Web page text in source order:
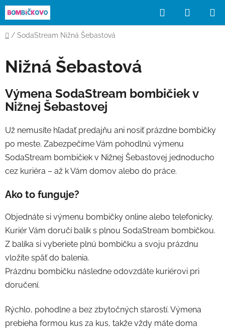
Prejsť
na
obsah
Hľadať
KOŠÍK
Domov
/ SodaStream Nižná Šebastová
Nižná Šebastová
Výmena SodaStream bombičiek v
Nižnej Šebastovej
Už nemusíte hľadať predajňu ani nosiť prázdne bombičky
po meste. Zabezpečíme Vám pohodlnú výmenu
SodaStream bombičiek v Nižnej Šebastovej jednoducho
cez kuriéra – až k Vám domov alebo do práce.
Ako to funguje?
Objednáte si výmenu bombičky online alebo telefonicky.
Kuriér Vám doručí balík s plnou SodaStream bombičkou.
Z balíka si vyberiete plnú bombičku a svoju prázdnu
vložíte späť do balenia.
Prázdnu bombičku následne odovzdáte kuriérovi pri
doručení.
Rýchlo, pohodlne a bez zbytočných starostí. Výmena
prebieha formou kus za kus, takže vždy máte doma